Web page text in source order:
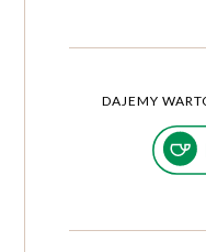
DAJEMY